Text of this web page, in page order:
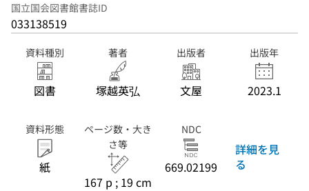
国立国会図書館書誌ID
033138519
資料種別
図書
著者
塚越英弘
出版者
文屋
出版年
2023.1
資料形態
紙
ページ数・大き
さ等
167 p ; 19 cm
NDC
669.02199
詳細を見
る